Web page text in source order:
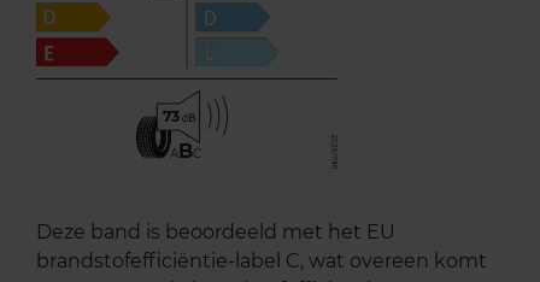
73
ABC
Deze band is beoordeeld met het EU
brandstofefficiëntie-label C, wat overeen komt